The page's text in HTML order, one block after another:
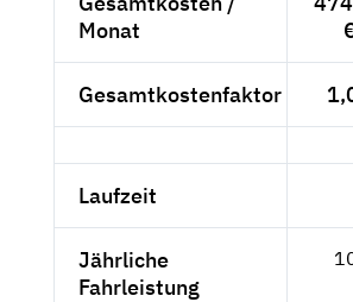
Monat
Gesamtkostenfaktor
Laufzeit
Jährliche
Fahrleistung